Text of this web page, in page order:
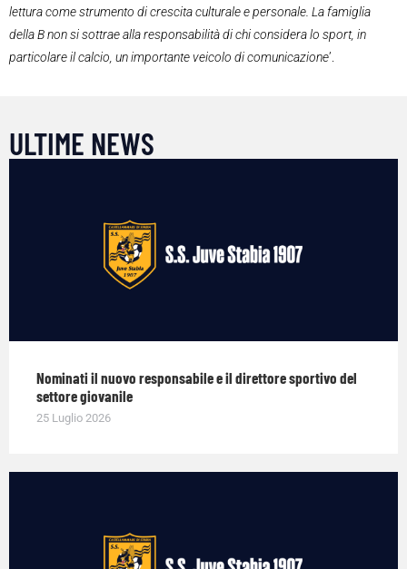
lettura come strumento di crescita culturale e personale. La famiglia
della B non si sottrae alla responsabilità di chi considera lo sport, in
particolare il calcio, un importante veicolo di comunicazione’.
ULTIME NEWS
Nominati il nuovo responsabile e il direttore sportivo del
settore giovanile
25 Luglio 2026